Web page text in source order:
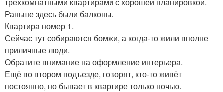
Раньше здесь были балконы.
Квартира номер 1.
Сейчас тут собираются бомжи, а когда-то жили вполне
приличные люди.
Обратите внимание на оформление интерьера.
Ещё во втором подъезде, говорят, кто-то живёт
постоянно, но бывает в квартире только ночью.